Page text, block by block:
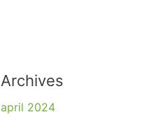
Archives
april 2024